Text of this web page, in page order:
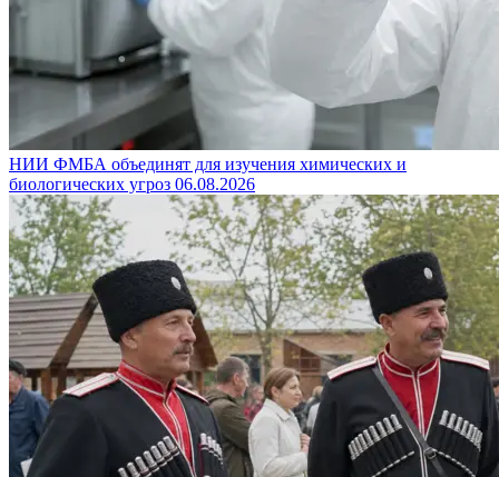
НИИ ФМБА объединят для изучения химических и
биологических угроз 06.08.2026